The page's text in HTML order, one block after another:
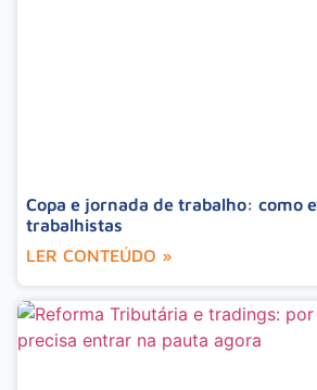
Copa e jornada de trabalho: como
trabalhistas
LER CONTEÚDO »